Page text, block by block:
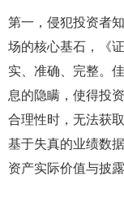
第一，侵犯投资者
场的核心基石，《
实、准确、完整。
息的隐瞒，使得投
合理性时，无法获
基于失真的业绩数
资产实际价值与披